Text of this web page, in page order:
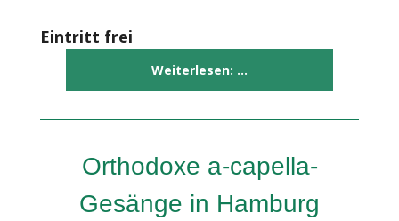
Eintritt frei
Weiterlesen: ...
Orthodoxe a-capella-
Gesänge in Hamburg